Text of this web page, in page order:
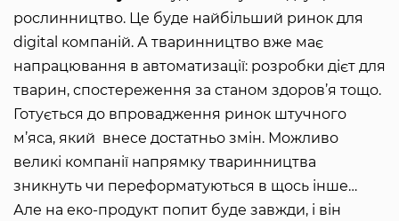
рослинництво. Це буде найбільший ринок для
digital компаній. А тваринництво вже має
напрацювання в автоматизації: розробки дієт для
тварин, спостереження за станом здоров’я тощо.
Готується до впровадження ринок штучного
м’яса, який внесе достатньо змін. Можливо
великі компанії напрямку тваринництва
зникнуть чи переформатуються в щось інше…
Але на еко-продукт попит буде завжди, і він